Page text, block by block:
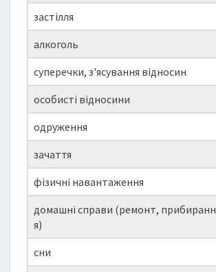
застілля
алкоголь
суперечки, з'ясування відносин
особисті відносини
одруження
зачаття
фізичні навантаження
домашні справи (ремонт, прибиранн
я)
сни